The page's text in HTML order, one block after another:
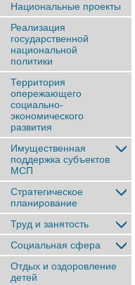
Национальные проекты
Реализация
государственной
национальной
политики
Территория
опережающего
социально-
экономического
развития
Имущественная
поддержка субъектов
МСП
Стратегическое
планирование
Труд и занятость
Социальная сфера
Отдых и оздоровление
детей